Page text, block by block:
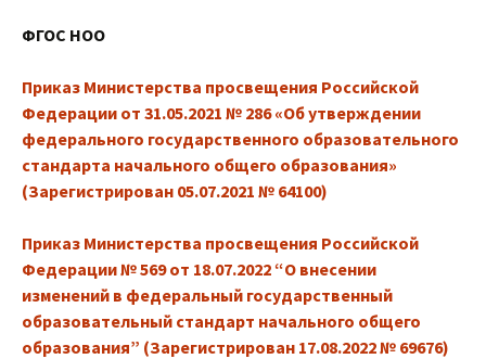
ФГОС НОО
Приказ Министерства просвещения Российской
Федерации от 31.05.2021 № 286 «Об утверждении
федерального государственного образовательного
стандарта начального общего образования»
(Зарегистрирован 05.07.2021 № 64100)
Приказ Министерства просвещения Российской
Федерации № 569 от 18.07.2022 “О внесении
изменений в федеральный государственный
образовательный стандарт начального общего
образования” (Зарегистрирован 17.08.2022 № 69676)